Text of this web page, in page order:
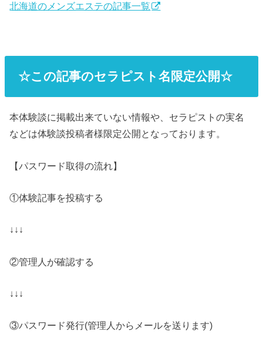
北海道のメンズエステの記事一覧
☆この記事のセラピスト名限定公開☆
本体験談に掲載出来ていない情報や、セラピストの実名
などは体験談投稿者様限定公開となっております。
【パスワード取得の流れ】
①体験記事を投稿する
↓↓↓
②管理人が確認する
↓↓↓
③パスワード発行(管理人からメールを送ります)